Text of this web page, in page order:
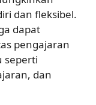
dan fleksibel.
dapat
pengajaran
seperti
dan